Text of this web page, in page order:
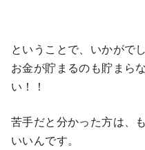
ということで、いかがで
お金が貯まるのも貯まら
い！！
苦手だと分かった方は、
いいんです。